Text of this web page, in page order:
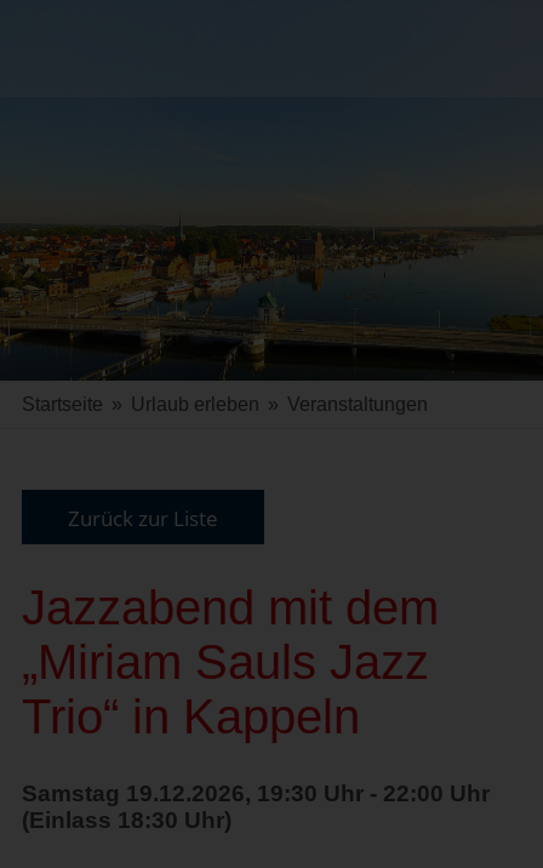
Startseite » Urlaub erleben » Veranstaltungen
Zurück zur Liste
Jazzabend mit dem
„Miriam Sauls Jazz
Trio“ in Kappeln
Samstag 19.12.2026, 19:30 Uhr - 22:00 Uhr
(Einlass 18:30 Uhr)